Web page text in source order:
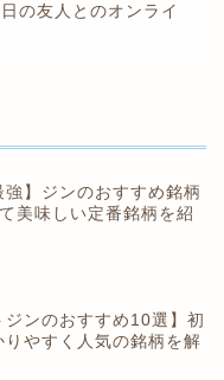
の友人とのオンライ
強】ジンのおすすめ銘柄
美味しい定番銘柄を紹
ジンのおすすめ10選】初
りやすく人気の銘柄を解